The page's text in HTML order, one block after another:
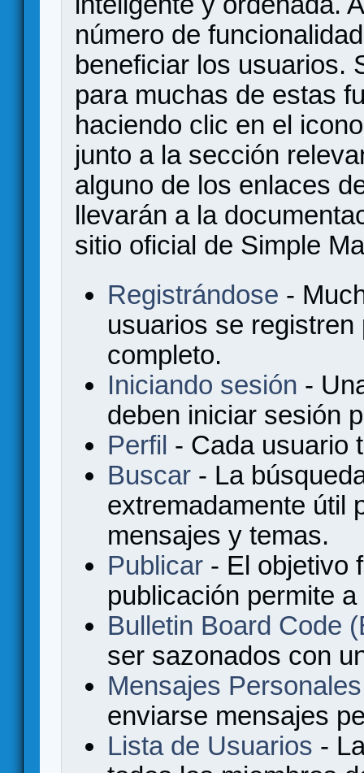
número de
beneficiar los usuarios.
para muchas de estas
haciendo clic en el
junto a la sección
alguno de los enlaces
llevarán a la
sitio oficial de Simple
Registrándose -
usuarios se
completo.
Iniciando sesión -
deben iniciar sesión
Perfil - Cada usuario
Buscar - La
extremadamente útil
mensajes y temas.
Publicar - El objetivo
publicación permite
Bulletin Board Code
ser sazonados con
Mensajes Personales
enviarse mensajes
Lista de Usuarios -